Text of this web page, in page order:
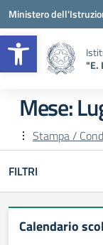
Apri la
Vai ai contenuti
Vai al menu di
Vai al footer
Ministero
"E.
Mese:
Stampa /
FILTRI
Calendario